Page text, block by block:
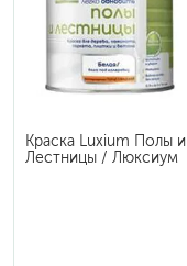
Краска Luxium Полы и
Лестницы / Люксиум